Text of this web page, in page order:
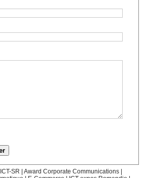
ICT-SR Award Corporate Communications